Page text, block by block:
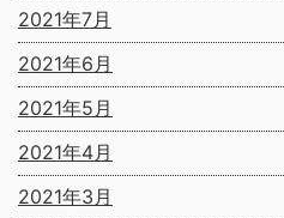
2021年7月
2021年6月
2021年5月
2021年4月
2021年3月